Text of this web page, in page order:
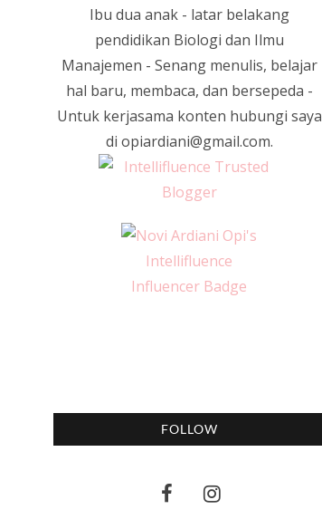
Ibu dua anak - latar belakang
pendidikan Biologi dan Ilmu
Manajemen - Senang menulis, belajar
hal baru, membaca, dan bersepeda -
Untuk kerjasama konten hubungi saya
di opiardiani@gmail.com.
FOLLOW